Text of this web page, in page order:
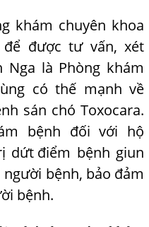
khám chuyên khoa
được tư vấn, xét
là Phòng khám
có thế mạnh về
sán chó Toxocara.
bệnh đối với hộ
dứt điểm bệnh giun
bệnh, bảo đảm
bệnh.